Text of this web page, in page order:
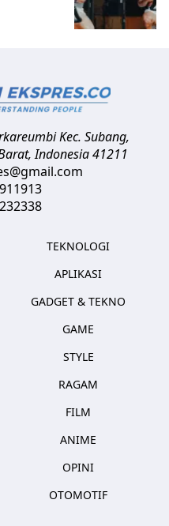
Kec. Subang,
,Indonesia41211
TEKNOLOGI
APLIKASI
GADGET & TEKNO
GAME
STYLE
RAGAM
FILM
ANIME
OPINI
OTOMOTIF